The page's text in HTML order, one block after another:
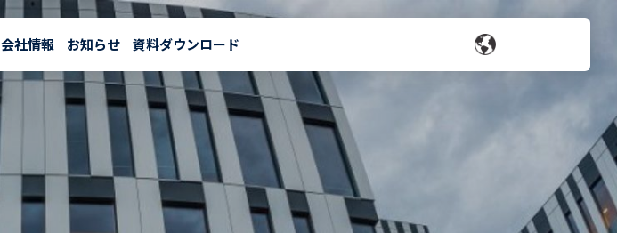
会社情報 お知らせ 資料ダウンロード
お問い合わせ
藻由来DHAオイル
リバービア
®について
会社概要